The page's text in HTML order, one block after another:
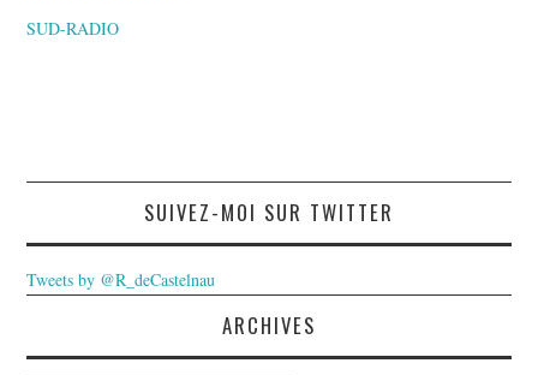
SUD-RADIO
SUIVEZ-MOI SUR TWITTER
Tweets by @R_deCastelnau
ARCHIVES